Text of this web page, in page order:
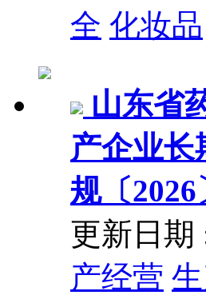
全 化妆品
山东省
产企业长
规〔2026
更新日期
产经营